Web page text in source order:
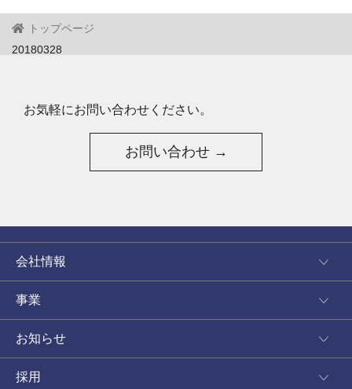
トップページ
20180328
お気軽にお問い合わせください。
お問い合わせ →
会社情報
事業
お知らせ
採用